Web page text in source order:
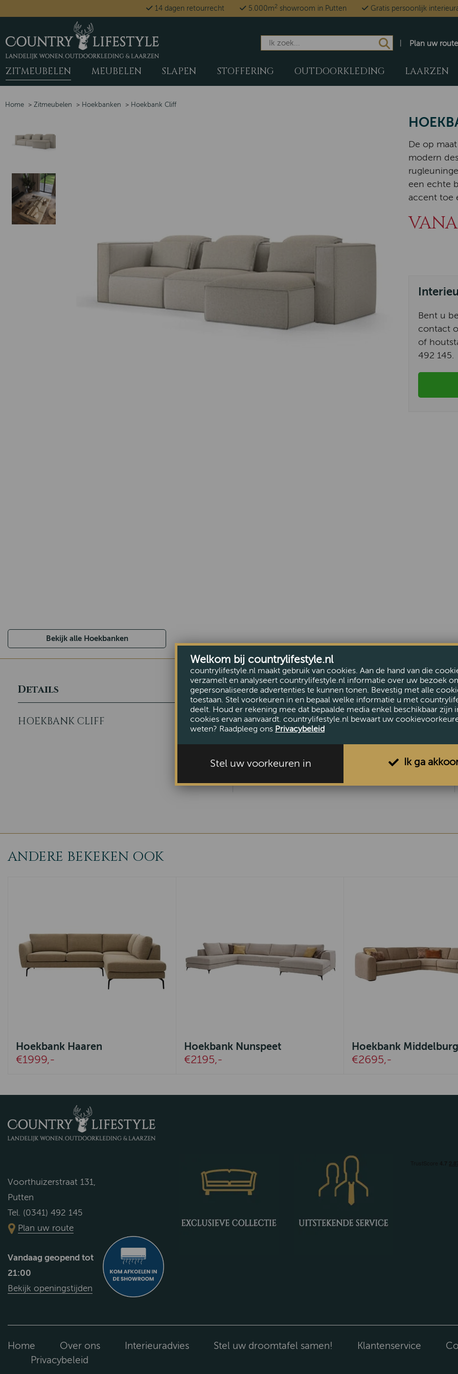
14 dagen retourrecht 5.000m2 showroom in Putten Gratis persoonlijk
Plan uw route
ZITMEUBELEN MEUBELEN SLAPEN STOFFERING OUTDOORKLEDING LAARZEN
Home > Zitmeubelen > Hoekbanken > Hoekbank Cliff
De op
modern
een echte
accent toe
Bent u
contact
of
492 145.
Bekijk alle Hoekbanken
Details
HOEKBANK CLIFF AFMETINGEN
ANDERE BEKEKEN OOK
Hoekbank Haaren
€1999,-
Hoekbank Nunspeet
€2195,-
Hoekbank Middelburg
€2695,-
Voorthuizerstraat 131,
Putten
Tel. (0341) 492 145
Plan uw route
Vandaag geopend tot
21:00
Bekijk openingstijden
Home Over ons Interieuradvies Stel uw droomtafel samen! Klantenservice
Privacybeleid
Welkom bij countrylifestyle.nl
countrylifestyle.nl maakt gebruik van cookies. Aan de hand van die
verzamelt en analyseert countrylifestyle.nl informatie over uw bezoek
gepersonaliseerde advertenties te kunnen tonen. Bevestig met alle
toestaan. Stel voorkeuren in en bepaal welke informatie u met
deelt. Houd er rekening mee dat bepaalde media enkel beschikbaar zijn
cookies ervan aanvaardt. countrylifestyle.nl bewaart uw
weten? Raadpleeg ons Privacybeleid
Stel uw voorkeuren in Ik ga